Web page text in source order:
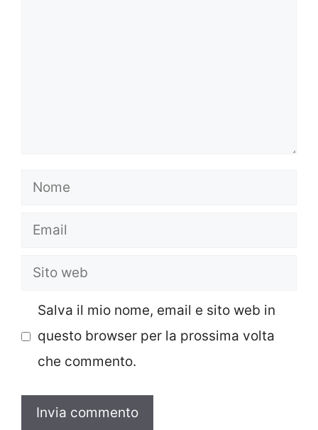
Nome
Email
Sito
Salva il mio nome, email e sito web in
questo browser per la prossima volta
che commento.